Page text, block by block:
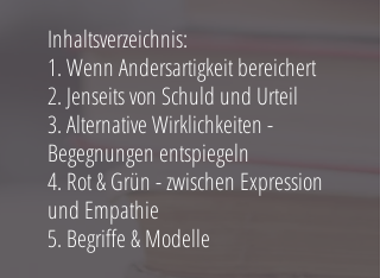
Inhaltsverzeichnis:
1. Wenn Andersartigkeit bereichert
2. Jenseits von Schuld und Urteil
3. Alternative Wirklichkeiten -
Begegnungen entspiegeln
4. Rot & Grün - zwischen Expression
und Empathie
5. Begriffe & Modelle